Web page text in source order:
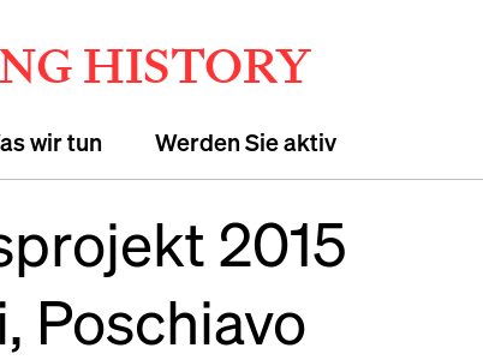
HISTORY
wir tun Werden Sie aktiv
2015
Poschiavo